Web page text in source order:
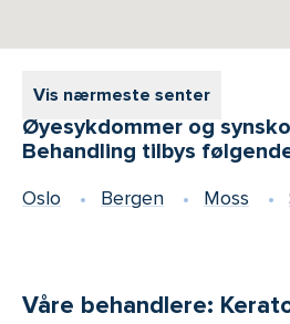
Vis nærmeste senter
Øyesykdommer og
Behandling tilbys
Oslo Bergen Moss
Våre behandlere: